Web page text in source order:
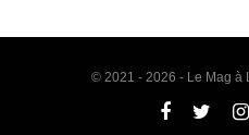
© 2021 - 2026 - Le Mag à